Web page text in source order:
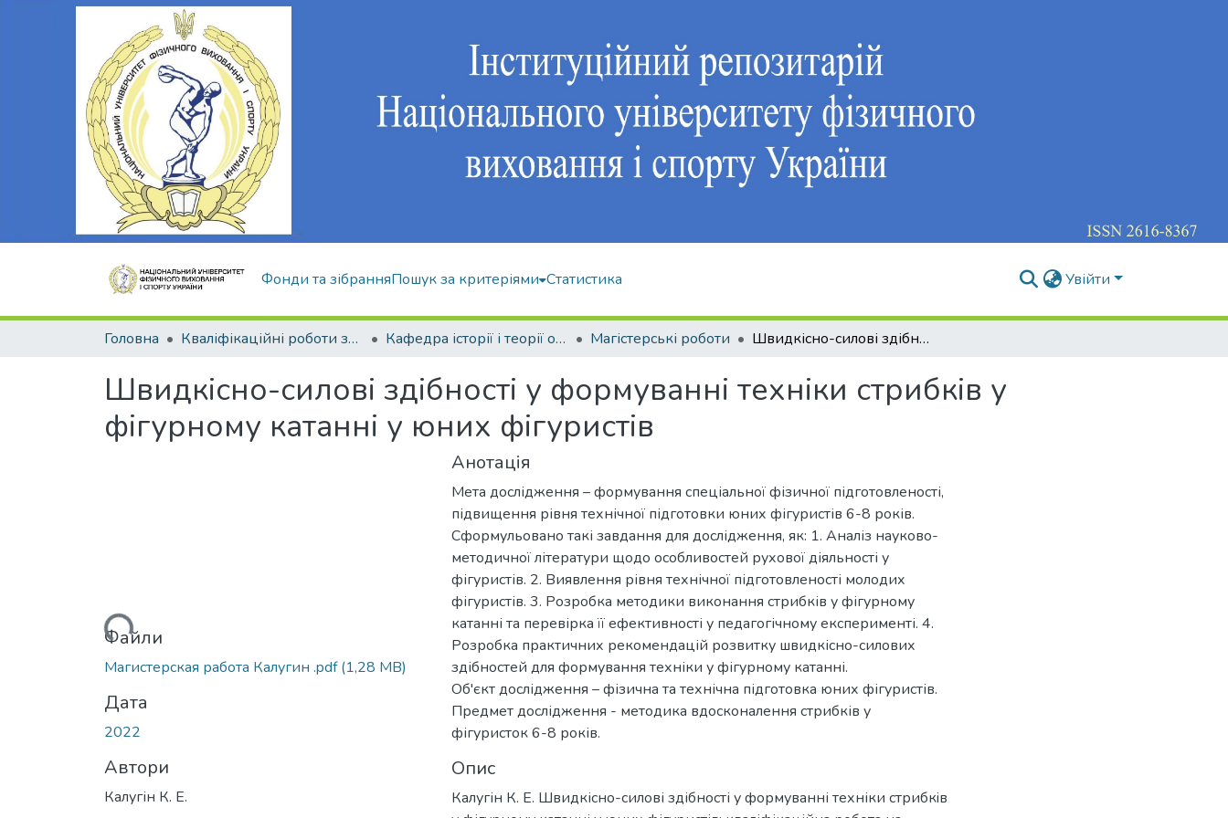
Фонди та зібранняПошук за критеріями Статистика Увійти
Головна Кваліфікаційні роботи здобувачів вищої освіти Кафедра історії і теорії олімпійського спорту Магістерські роботи Швидкісно-силові здібності у формуванні техніки стрибкiв у фігурному катанні у юних фігуристів
Швидкісно-силові здібності у формуванні техніки стрибкiв у
фігурному катанні у юних фігуристів
Вантажиться...
Файли
Магистерская работа Калугин .pdf(1,28 MB)
Дата
2022
Автори
Калугін К. Е.
Анотація
Мета дослідження – формування спеціальної фізичної підготовленості,
підвищення рівня технічної підготовки юних фігуристів 6-8 років.
Сформульовано такі завдання для дослідження, як: 1. Аналіз науково-
методичної літератури щодо особливостей рухової діяльності у
фігуристів. 2. Виявлення рівня технічної підготовленості молодих
фігуристів. 3. Розробка методики виконання стрибків у фігурному
катанні та перевірка її ефективності у педагогічному експерименті. 4.
Розробка практичних рекомендацій розвитку швидкісно-силових
здібностей для формування техніки у фігурному катанні.
Об'єкт дослідження – фізична та технічна підготовка юних фігуристів.
Предмет дослідження - методика вдосконалення стрибків у
фігуристок 6-8 років.
Опис
Калугін К. Е. Швидкісно-силові здібності у формуванні техніки стрибкiв